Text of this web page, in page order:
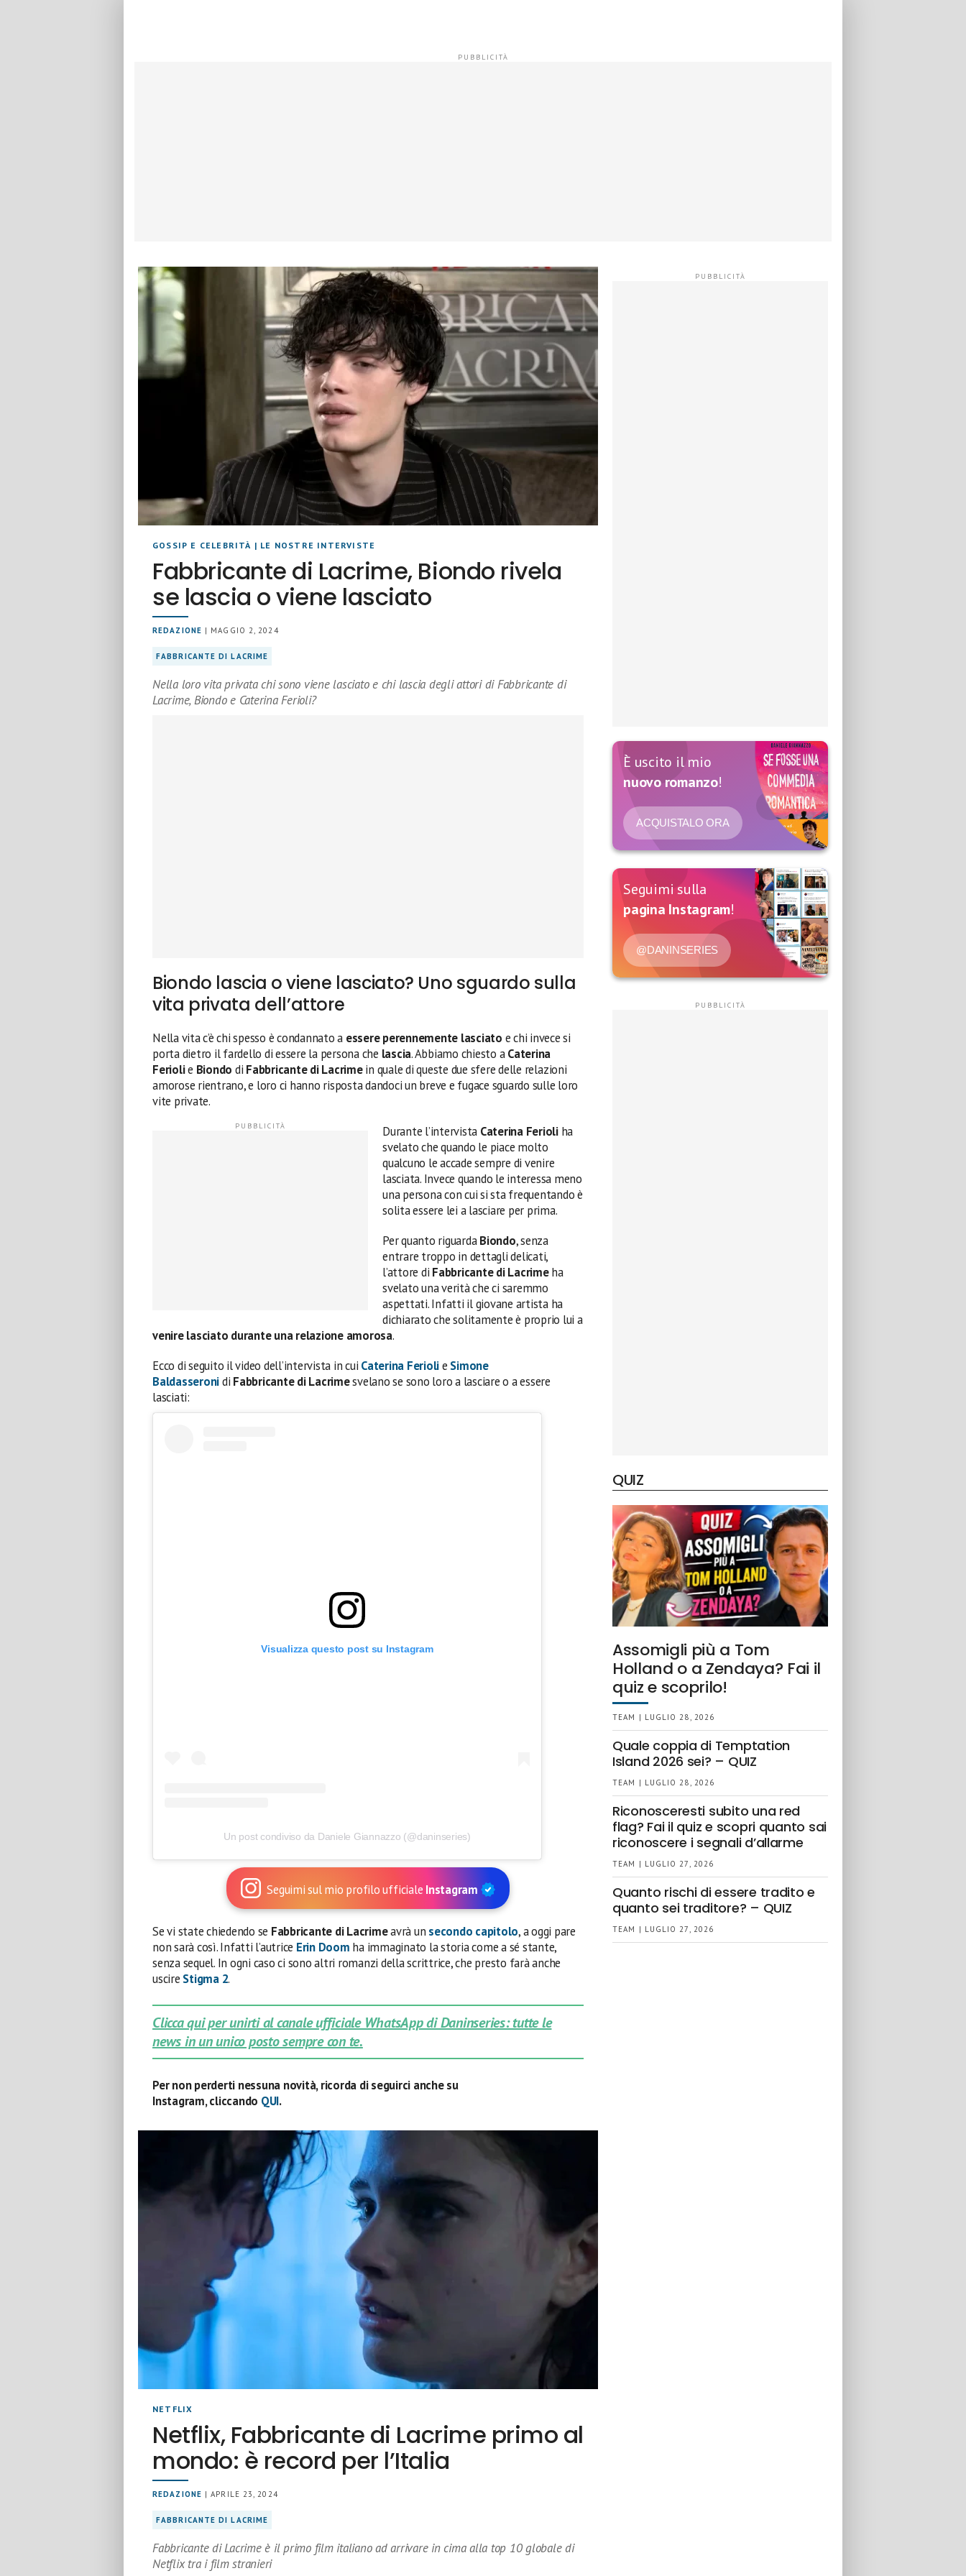
GOSSIP E CELEBRITÀ | LE NOSTRE INTERVISTE
Fabbricante di Lacrime, Biondo rivela
se lascia o viene lasciato
REDAZIONE | MAGGIO 2, 2024
FABBRICANTE DI LACRIME
Nella loro vita privata chi sono viene lasciato e chi lascia degli attori di Fabbricante di
Lacrime, Biondo e Caterina Ferioli?
Biondo lascia o viene lasciato? Uno sguardo sulla
vita privata dell’attore
Nella vita c’è chi spesso è condannato a essere perennemente lasciato e chi invece si
porta dietro il fardello di essere la persona che lascia. Abbiamo chiesto aCaterina
Feriolie Biondo di Fabbricante di Lacrimein quale di queste due sfere delle relazioni
amorose rientrano, e loro ci hanno risposta dandoci un breve e fugace sguardo sulle loro
vite private.
Durante l’intervista Caterina Ferioliha
svelato che quando le piace molto
qualcuno le accade sempre di venire
lasciata. Invece quando le interessa meno
una persona con cui si sta frequentando è
solita essere lei a lasciare per prima.
Per quanto riguardaBiondo, senza
entrare troppo in dettagli delicati,
l’attore di Fabbricante di Lacrimeha
svelato una verità che ci saremmo
aspettati. Infatti il giovane artista ha
dichiarato che solitamente è proprio lui a
venire lasciato durante una relazione amorosa.
Ecco di seguito il video dell’intervista in cui Caterina Feriolie Simone
Baldasseronidi Fabbricante di Lacrimesvelano se sono loro a lasciare o a essere
lasciati:
Visualizza questo post su Instagram
Un post condiviso da Daniele Giannazzo (@daninseries)
Seguimi sul mio profilo ufficiale Instagram
Se vi state chiedendo se Fabbricante di Lacrimeavrà un secondo capitolo, a oggi pare
non sarà così. Infatti l’autrice Erin Doom ha immaginato la storia come a sé stante,
senza sequel. In ogni caso ci sono altri romanzi della scrittrice, che presto farà anche
uscire Stigma 2.
Clicca qui per unirti al canale ufficiale WhatsApp di Daninseries: tutte le
news in un unico posto sempre con te.
Per non perderti nessuna novità, ricorda di seguirci anche su
Instagram, cliccando QUI.
NETFLIX
Netflix, Fabbricante di Lacrime primo al
mondo: è record per l’Italia
REDAZIONE | APRILE 23, 2024
FABBRICANTE DI LACRIME
Fabbricante di Lacrime è il primo film italiano ad arrivare in cima alla top 10 globale di
Netflix tra i film stranieri
È uscito il mio
nuovo romanzo!
ACQUISTALO ORA
Seguimi sulla
pagina Instagram!
@DANINSERIES
QUIZ
Assomigli più a Tom
Holland o a Zendaya? Fai il
quiz e scoprilo!
TEAM | LUGLIO 28, 2026
Quale coppia di Temptation
Island 2026 sei? – QUIZ
TEAM | LUGLIO 28, 2026
Riconosceresti subito una red
flag? Fai il quiz e scopri quanto sai
riconoscere i segnali d’allarme
TEAM | LUGLIO 27, 2026
Quanto rischi di essere tradito e
quanto sei traditore? – QUIZ
TEAM | LUGLIO 27, 2026